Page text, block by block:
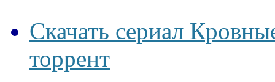
Скачать сериал
торрент